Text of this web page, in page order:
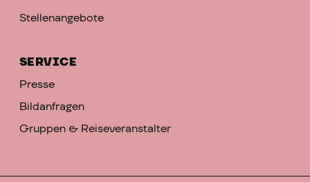
Stellenangebote
SERVICE
Presse
Bildanfragen
Gruppen & Reiseveranstalter